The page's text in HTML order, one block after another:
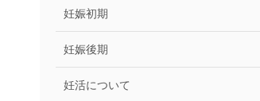
妊娠初期
妊娠後期
妊活について